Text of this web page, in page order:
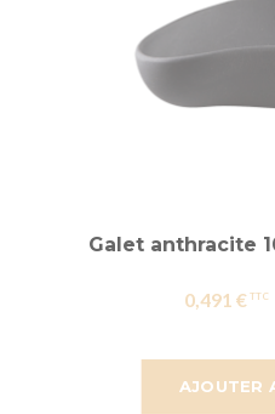
AJOUTER
Galet anthracite
0,491 €